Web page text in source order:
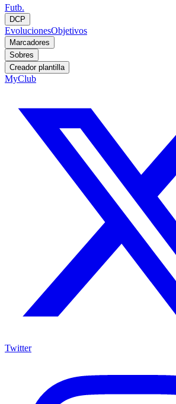
Futb.
DCP
EvolucionesObjetivos
Marcadores
Sobres
Creador plantilla
MyClub
Twitter